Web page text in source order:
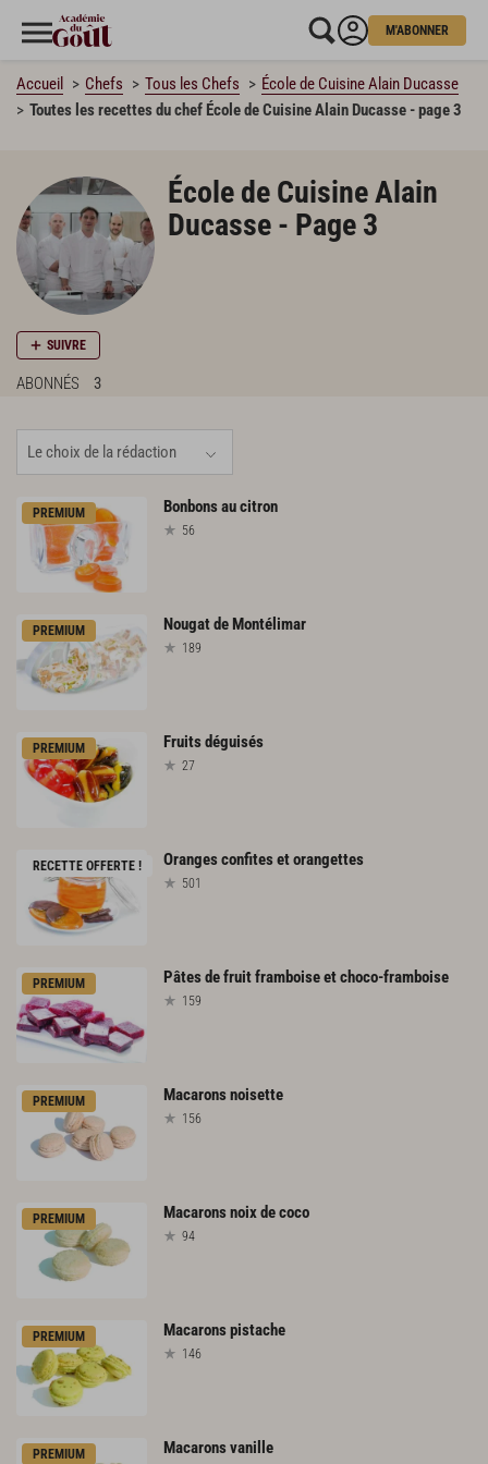
M'ABONNER
Accueil Chefs Tous les Chefs
École de Cuisine Alain Ducasse
Toutes les recettes du chef École de Cuisine Alain Ducasse - page 3
École de Cuisine Alain
Ducasse - Page 3
SUIVRE
ABONNÉS 3
PREMIUM Bonbonsaucitron
56
PREMIUM Nougatde Montélimar
189
PREMIUM Fruitsdéguisés
27
RECETTE OFFERTE ! Orangesconfitesetorangettes
501
PREMIUM Pâtesdefruitframboiseetchoco-framboise
159
PREMIUM Macaronsnoisette
156
PREMIUM Macaronsnoixdecoco
94
PREMIUM Macaronspistache
146
PREMIUM Macaronsvanille